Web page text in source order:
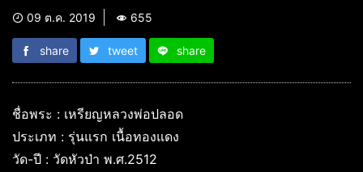
09 ต.ค. 2019 655
share tweet share
ชื่อพระ : เหรียญหลวงพ่อปลอด
ประเภท : รุ่นแรก เนื้อทองแดง
วัด-ปี : วัดหัวป่า พ.ศ.2512